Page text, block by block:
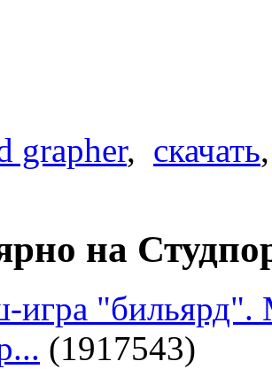
grapher, скачать
на
игра "бильярд".
(1917543)